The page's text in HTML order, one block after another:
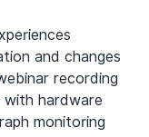
and changes
recording
hardware
monitoring